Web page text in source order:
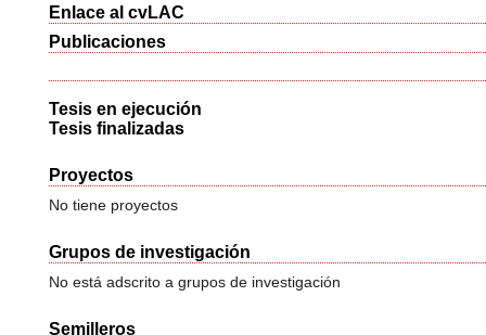
Enlace al cvLAC
Publicaciones
Tesis en ejecución
Tesis finalizadas
Proyectos
No tiene proyectos
Grupos de investigación
No está adscrito a grupos de investigación
Semilleros